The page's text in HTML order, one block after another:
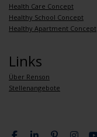
Health Care Concept
Healthy School Concept
Healthy Apartment Concept
Links
Über Renson
Stellenangebote